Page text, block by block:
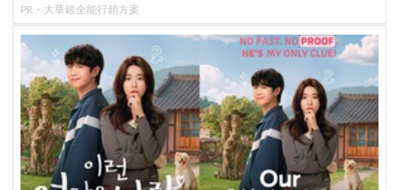
PR・大華銀全能行銷方案